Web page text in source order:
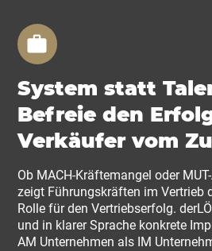
System statt
Befreie den
Verkäufer vom
Ob MACH-Kräftemangel oder
zeigt Führungskräften im Vertrieb
Rolle für den Vertriebserfolg.
und in klarer Sprache konkrete
AM Unternehmen als IM